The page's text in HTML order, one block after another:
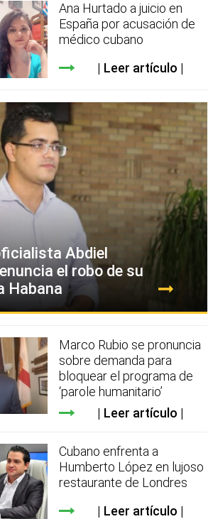
Ana Hurtado a juicio en
España por acusación de
médico cubano
Leer artículo
Abdiel
el robo de su
Habana
Marco Rubio se pronuncia
sobre demanda para
bloquear el programa de
‘parole humanitario’
Leer artículo
Cubano enfrenta a
Humberto López en lujoso
restaurante de Londres
Leer artículo